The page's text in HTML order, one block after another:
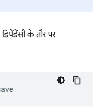
के तौर पर